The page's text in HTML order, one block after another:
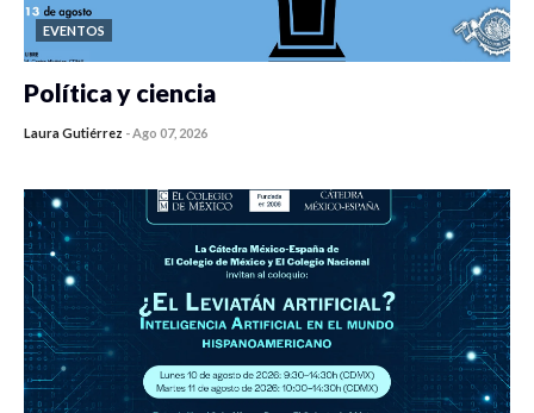
EVENTOS
Política y ciencia
Laura Gutiérrez - Ago 07, 2026